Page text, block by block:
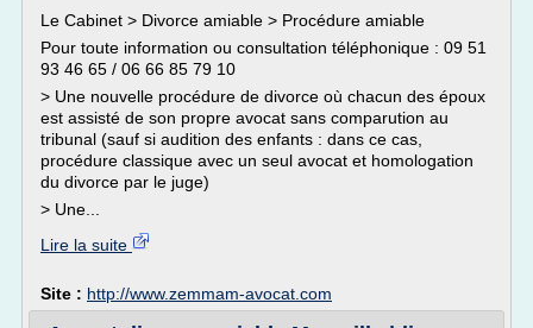
Le Cabinet > Divorce amiable > Procédure amiable
Pour toute information ou consultation téléphonique : 09 51
93 46 65 / 06 66 85 79 10
> Une nouvelle procédure de divorce où chacun des époux
est assisté de son propre avocat sans comparution au
tribunal (sauf si audition des enfants : dans ce cas,
procédure classique avec un seul avocat et homologation
du divorce par le juge)
> Une...
Lire la suite
Site : http://www.zemmam-avocat.com